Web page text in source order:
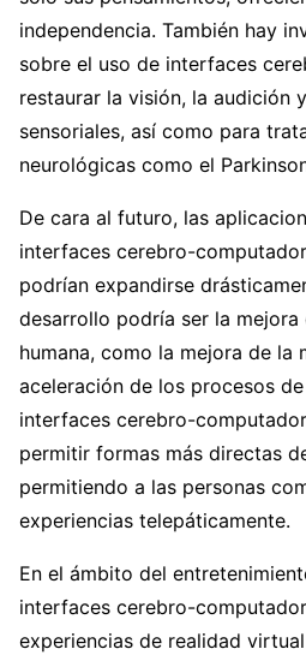
independencia. También hay
sobre el uso de interfaces
restaurar la visión, la audición
sensoriales, así como para
neurológicas como el
De cara al futuro, las
interfaces cerebro-
podrían expandirse
desarrollo podría ser la
humana, como la mejora de la
aceleración de los procesos
interfaces cerebro-
permitir formas más directas
permitiendo a las personas
experiencias telepáticamente.
En el ámbito del
interfaces cerebro-
experiencias de realidad